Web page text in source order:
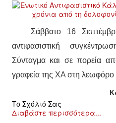
Σάββατο 16
αντιφασιστική
Σύνταγμα και σε πορεία
γραφεία της ΧΑ στη
Το Σχόλιό Σας
Διαβάστε περισσότερα...